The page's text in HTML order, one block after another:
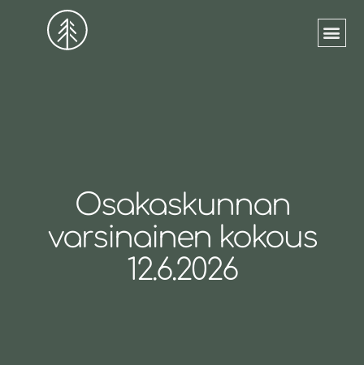
Osakaskunnan
varsinainen kokous
12.6.2026